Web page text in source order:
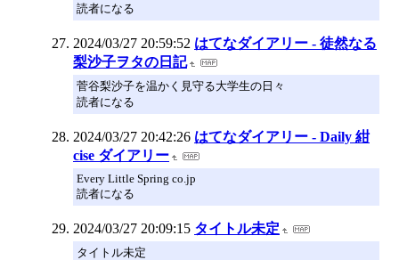
読者になる
2024/03/27 20:59:52 はてなダイアリー - 徒然なる
梨沙子ヲタの日記
菅谷梨沙子を温かく見守る大学生の日々
読者になる
2024/03/27 20:42:26 はてなダイアリー - Daily 紺
cise ダイアリー
Every Little Spring co.jp
読者になる
2024/03/27 20:09:15 タイトル未定
タイトル未定